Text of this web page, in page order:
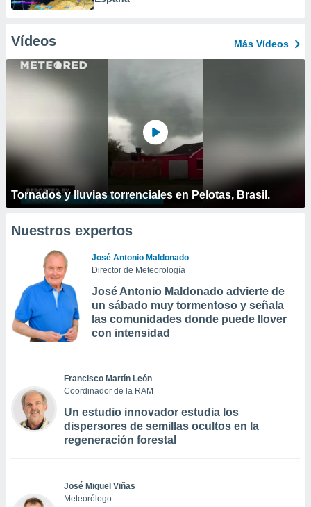
Vídeos Más Vídeos
Tornados y lluvias torrenciales en Pelotas, Brasil.
Nuestros expertos
José Antonio Maldonado
Director de Meteorología
José Antonio Maldonado advierte de
un sábado muy tormentoso y señala
las comunidades donde puede llover
con intensidad
Francisco Martín León
Coordinador de la RAM
Un estudio innovador estudia los
dispersores de semillas ocultos en la
regeneración forestal
José Miguel Viñas
Meteorólogo